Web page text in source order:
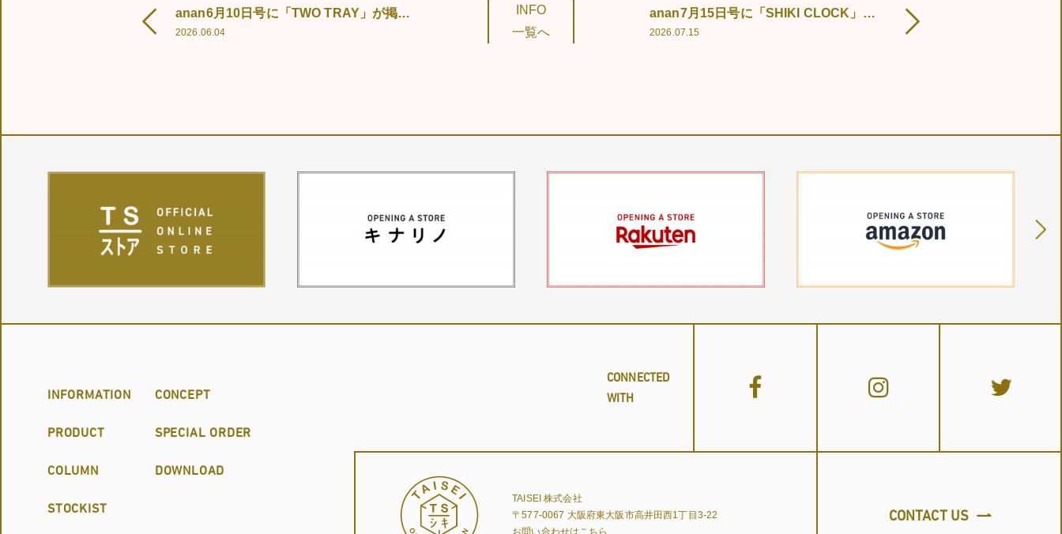
anan6月10日号に「TWO TRAY」が掲載されました
2026.06.04
INFO
一覧へ
anan7月15日号に「SHIKI CLOCK」が掲載されました
2026.07.15
INFORMATION
PRODUCT
COLUMN
STOCKIST
CONCEPT
SPECIAL ORDER
DOWNLOAD
CONNECTED
WITH
TAISEI 株式会社
〒577-0067 大阪府東大阪市高井田西1丁目3-22
お問い合わせはこちら
CONTACT US